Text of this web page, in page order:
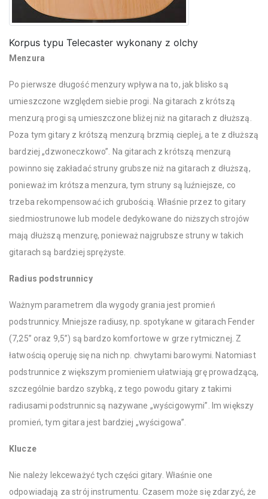
Korpus typu Telecaster wykonany z olchy
Menzura
Po pierwsze długość menzury wpływa na to, jak blisko są
umieszczone względem siebie progi. Na gitarach z krótszą
menzurą progi są umieszczone bliżej niż na gitarach z dłuższą.
Poza tym gitary z krótszą menzurą brzmią cieplej, a te z dłuższą
bardziej „dzwoneczkowo”. Na gitarach z krótszą menzurą
powinno się zakładać struny grubsze niż na gitarach z dłuższą,
ponieważ im krótsza menzura, tym struny są luźniejsze, co
trzeba rekompensować ich grubością. Właśnie przez to gitary
siedmiostrunowe lub modele dedykowane do niższych strojów
mają dłuższą menzurę, ponieważ najgrubsze struny w takich
gitarach są bardziej sprężyste.
Radius podstrunnicy
Ważnym parametrem dla wygody grania jest promień
podstrunnicy. Mniejsze radiusy, np. spotykane w gitarach Fender
(7,25” oraz 9,5”) są bardzo komfortowe w grze rytmicznej. Z
łatwością operuję się na nich np. chwytami barowymi. Natomiast
podstrunnice z większym promieniem ułatwiają grę prowadzącą,
szczególnie bardzo szybką, z tego powodu gitary z takimi
radiusami podstrunnic są nazywane „wyścigowymi”. Im większy
promień, tym gitara jest bardziej „wyścigowa”.
Klucze
Nie należy lekceważyć tych części gitary. Właśnie one
odpowiadają za strój instrumentu. Czasem może się zdarzyć, że